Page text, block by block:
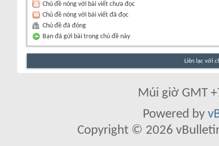
Chủ đề nóng với bài viết chưa đọc
Chủ đề nóng với bài viết đã đọc
Chủ đề đã đóng
Bạn đã gửi bài trong chủ đề này
Liên lạc với
Múi giờ GMT
Powered by
Copyright © 2026